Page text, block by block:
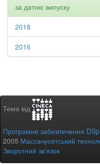
за датою випуску
2018
2016
Тема від
Програмне забезпечення
2005 Массачусетський
Зворотний зв’язок